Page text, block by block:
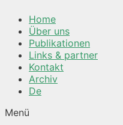
Home
Über uns
Publikationen
Links & partner
Kontakt
Archiv
De
Menü